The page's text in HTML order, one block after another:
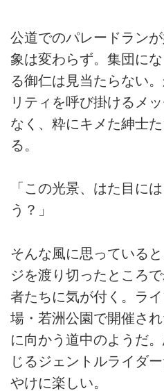
公道でのパレードラン
象は変わらず。集団に
る御仁は見当たらない
リティを呼び掛けるメ
なく、粋にキメた紳士
る。
「この光景、はた目に
う？」
そんな風に思っている
ジを渡り切ったところ
者たちに気が付く。ラ
場・若洲公園で開催され
に向かう道中のようだ
じるジェントルライダ
やけに楽しい。